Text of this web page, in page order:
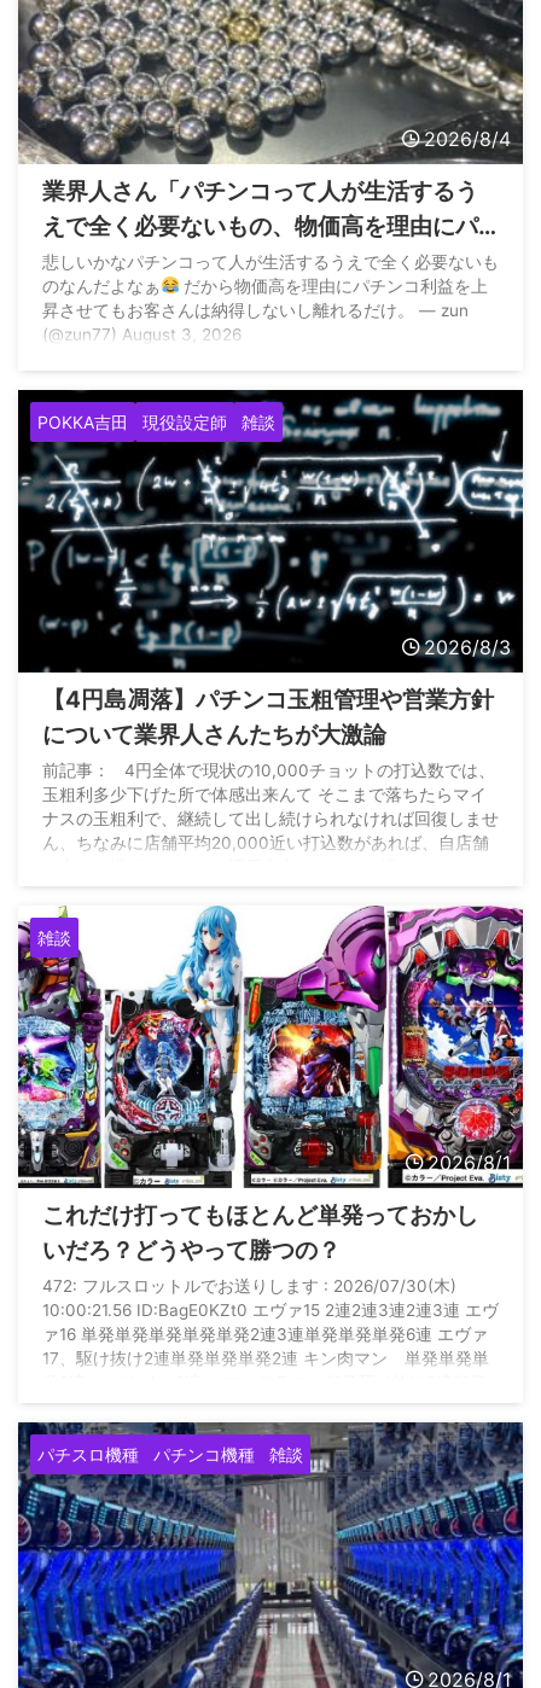
2026/8/4
業界人さん「パチンコって人が生活するう
えで全く必要ないもの、物価高を理由にパ
チンコ利益を上昇させてもお客さんは納得
しないし離れるだけ」
悲しいかなパチンコって人が生活するうえで全く必要ないも
のなんだよなぁ
だから物価高を理由にパチンコ利益を上
昇させてもお客さんは納得しないし離れるだけ。 — zun
(@zun77) August 3, 2026
POKKA吉田 現役設定師 雑談
2026/8/3
【4円島凋落】パチンコ玉粗管理や営業方針
について業界人さんたちが大激論
前記事： 4円全体で現状の10,000チョットの打込数では、
玉粗利多少下げた所で体感出来んて そこまで落ちたらマイ
ナスの玉粗利で、継続して出し続けられなければ回復しませ
ん、ちなみに店舗平均20,000近い打込数があれば、自店舗
の上のパチンコ店 (@P_market56) August 2, 2026
雑談
2026/8/1
これだけ打ってもほとんど単発っておかし
いだろ？どうやって勝つの？
472: フルスロットルでお送りします : 2026/07/30(木)
10:00:21.56 ID:BagE0KZt0 エヴァ15 2連2連3連2連3連 エヴ
ァ16 単発単発単発単発単発2連3連単発単発単発6連 エヴァ
17、駆け抜け2連単発単発単発2連 キン肉マン 単発単発単
抜け単発単発3連 暴凶 3連2連駆け抜け駆け抜け なのは
3連 何これ いつになったら勝てるの？ これだけ当たり引い
て万 ...
パチスロ機種 パチンコ機種 雑談
2026/8/1